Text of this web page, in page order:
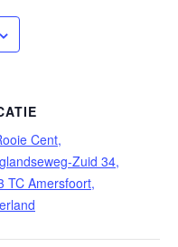
Cent,
Zuid 34,
TC Amersfoort,